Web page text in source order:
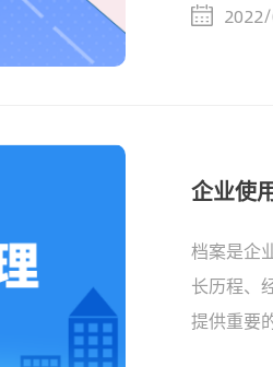
企业使
档案是企
长历程、
提供重要